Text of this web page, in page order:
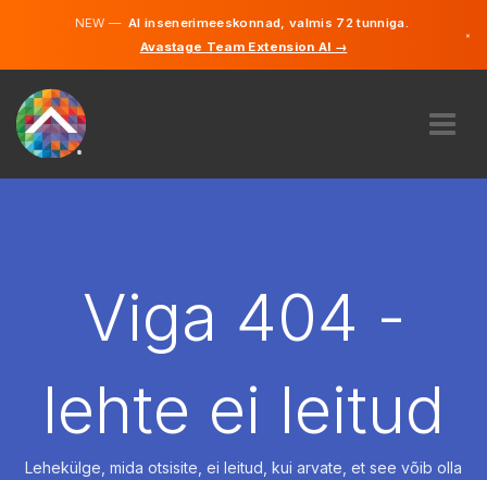
NEW —AI insenerimeeskonnad, valmis 72 tunniga.
Avastage Team Extension AI →
×
PALKAMAViga 404 -
lehte ei leitud
Lehekülge, mida otsisite, ei leitud, kui arvate, et see võib olla